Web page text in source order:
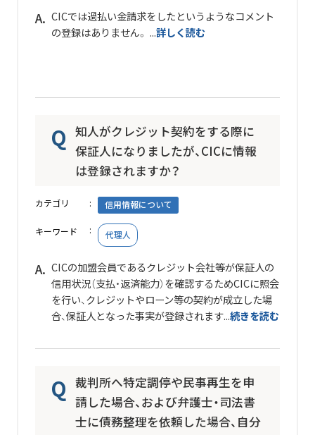
CICでは過払い金請求をしたというようなコメント
の登録はありません。 ...詳しく読む
知人がクレジット契約をする際に
保証人になりましたが、CICに情報
は登録されますか？
カテゴリ 信用情報について
キーワード 代理人
CICの加盟会員であるクレジット会社等が保証人の
信用状況（支払・返済能力）を確認するためCICに照会
を行い、クレジットやローン等の契約が成立した場
合、保証人となった事実が登録されます...続きを読む
裁判所へ特定調停や民事再生を申
請した場合、および弁護士・司法書
士に債務整理を依頼した場合、自分